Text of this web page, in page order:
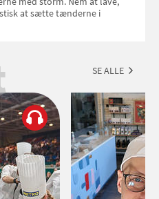
at sætte tænderne i
SE ALLE